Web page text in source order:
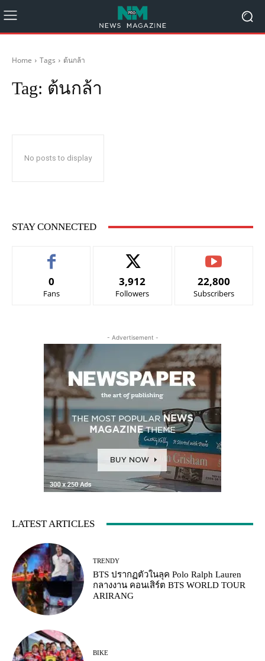
Home Tags ต้นกล้า
Tag: ต้นกล้า
No posts to display
STAY CONNECTED
0
Fans
3,912
Followers
22,800
Subscribers
- Advertisement -
LATEST ARTICLES
TRENDY
BTS ปรากฏตัวในลุค Polo Ralph Lauren
กลางงาน คอนเสิร์ต BTS WORLD TOUR
ARIRANG
BIKE